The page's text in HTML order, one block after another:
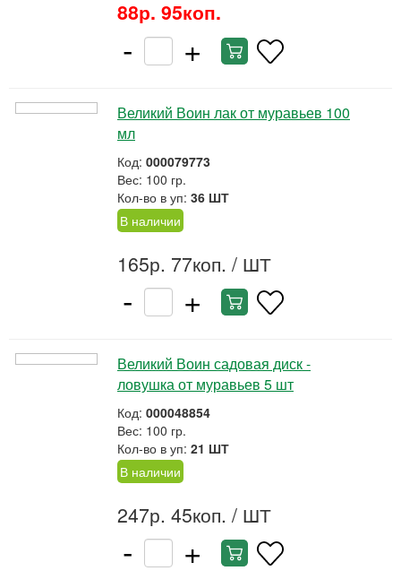
88р. 95коп.
- +
Великий Воин лак от муравьев 100
мл
Код: 000079773
Вес: 100 гр.
Кол-во в уп: 36 ШТ
В наличии
165р. 77коп. / ШТ
- +
Великий Воин садовая диск -
ловушка от муравьев 5 шт
Код: 000048854
Вес: 100 гр.
Кол-во в уп: 21 ШТ
В наличии
247р. 45коп. / ШТ
- +